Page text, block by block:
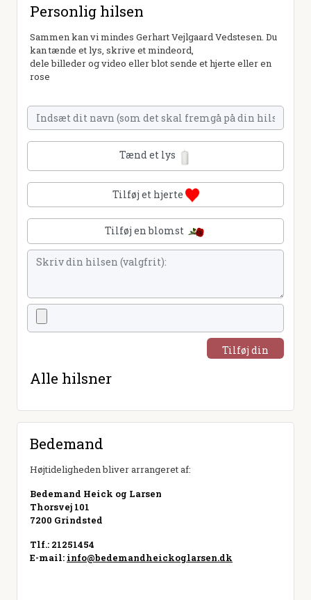
Personlig hilsen
Sammen kan vi mindes Gerhart Vejlgaard Vedstesen. Du
kan tænde et lys, skrive et mindeord,
dele billeder og video eller blot sende et hjerte eller en
rose
Tænd et lys
Tilføj et hjerte
Tilføj en blomst
Tilføj din
Alle hilsner
Bedemand
Højtideligheden bliver arrangeret af:
Bedemand Heick og Larsen
Thorsvej 101
7200 Grindsted
Tlf.: 21251454
E-mail: info@bedemandheickoglarsen.dk